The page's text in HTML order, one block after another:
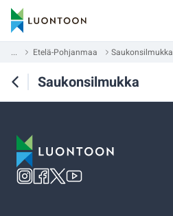
... Etelä-Pohjanmaa Saukonsilmukka
Saukonsilmukka